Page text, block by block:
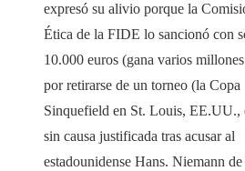
expresó su alivio porque la
Ética de la FIDE lo sancionó con
10.000 euros (gana varios
por retirarse de un torneo (la Copa
Sinquefield en St. Louis, EE.UU.,
sin causa justificada tras acusar al
estadounidense Hans. Niemann de